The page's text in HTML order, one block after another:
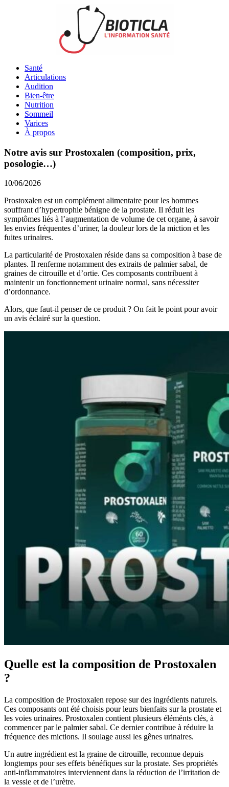
Santé
Articulations
Audition
Bien-être
Nutrition
Sommeil
Varices
À propos
Notre avis sur Prostoxalen (composition, prix,
posologie…)
10/06/2026
Prostoxalen est un complément alimentaire pour les hommes
souffrant d’hypertrophie bénigne de la prostate. Il réduit les
symptômes liés à l’augmentation de volume de cet organe, à savoir
les envies fréquentes d’uriner, la douleur lors de la miction et les
fuites urinaires.
La particularité de Prostoxalen réside dans sa composition à base de
plantes. Il renferme notamment des extraits de palmier sabal, de
graines de citrouille et d’ortie. Ces composants contribuent à
maintenir un fonctionnement urinaire normal, sans nécessiter
d’ordonnance.
Alors, que faut-il penser de ce produit ? On fait le point pour avoir
un avis éclairé sur la question.
Quelle est la composition de Prostoxalen
?
La composition de Prostoxalen repose sur des ingrédients naturels.
Ces composants ont été choisis pour leurs bienfaits sur la prostate et
les voies urinaires. Prostoxalen contient plusieurs éléménts clés, à
commencer par le palmier sabal. Ce dernier contribue à réduire la
fréquence des mictions. Il soulage aussi les gênes urinaires.
Un autre ingrédient est la graine de citrouille, reconnue depuis
longtemps pour ses effets bénéfiques sur la prostate. Ses propriétés
anti-inflammatoires interviennent dans la réduction de l’irritation de
la vessie et de l’urètre.